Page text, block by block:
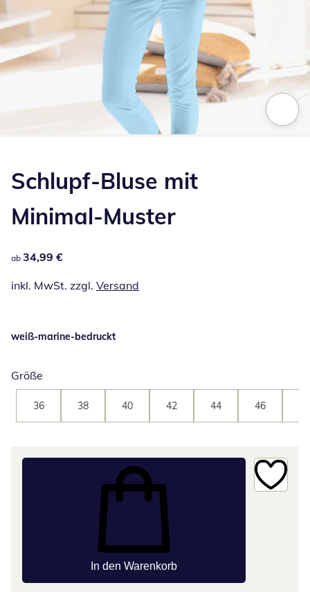
Schlupf-Bluse mit
Minimal-Muster
34,99 €
ab 34,99 €
inkl. MwSt. zzgl. Versand
weiß-marine-bedruckt
Größe
36 38 40 42 44 46
In den Warenkorb